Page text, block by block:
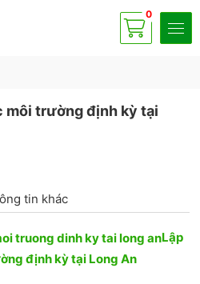
Có 0
sp
môi trường định kỳ tại
tin khác
Lập
định kỳ tại Long An